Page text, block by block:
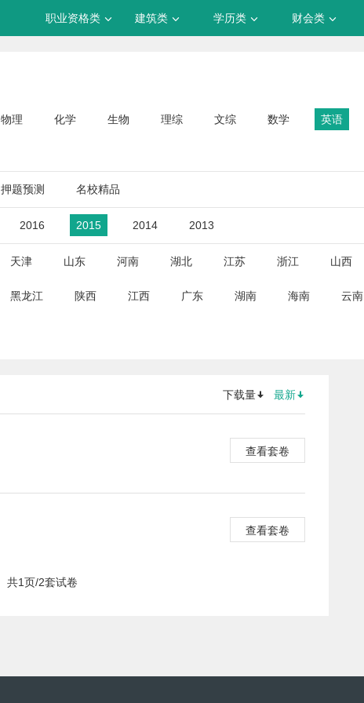
职业资格类 建筑类 学历类 财会类
物理 化学 生物 理综 文综 数学 英语
押题预测 名校精品
2016 2015 2014 2013
天津 山东 河南 湖北 江苏 浙江 山西
黑龙江 陕西 江西 广东 湖南 海南 云南
下载量 最新
查看套卷
查看套卷
共1页/2套试卷